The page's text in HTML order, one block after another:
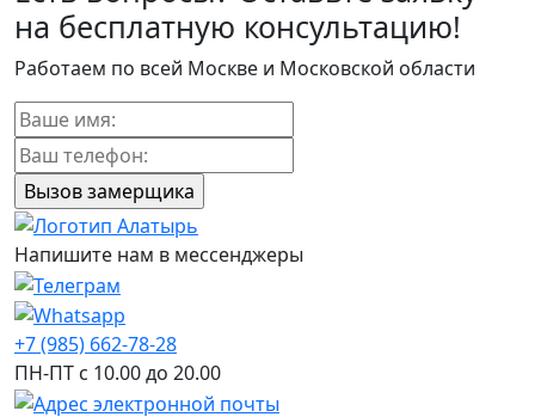
на бесплатную консультацию!
Работаем по всей Москве и Московской области
Напишите нам в мессенджеры
+7 (985) 662-78-28
ПН-ПТ с 10.00 до 20.00